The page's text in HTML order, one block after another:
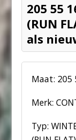
205 55
(RUN
als
Maat: 205
Merk:
Typ: